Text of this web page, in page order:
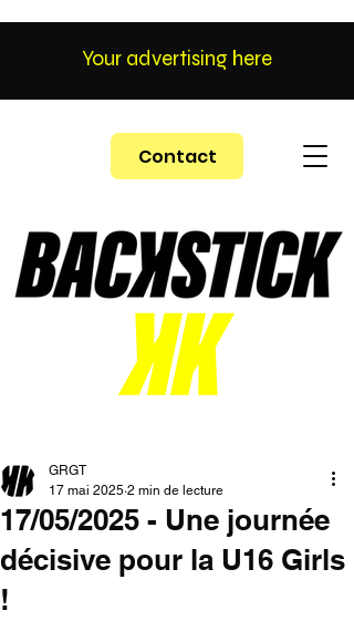
Contact
Your advertising here
17/05/2025 - Une journée
décisive pour la U16 Girls
!
GRGT
17 mai 2025 2 min de lecture